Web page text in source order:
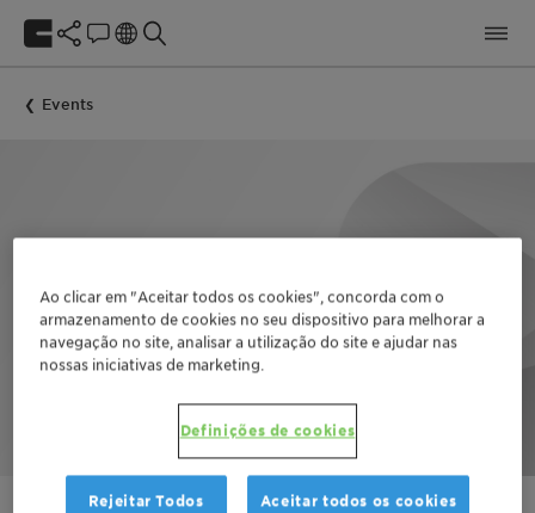
Events
Ao clicar em "Aceitar todos os cookies", concorda com o
armazenamento de cookies no seu dispositivo para melhorar a
navegação no site, analisar a utilização do site e ajudar nas
nossas iniciativas de marketing.
Definições de cookies
Rejeitar Todos Aceitar todos os cookies